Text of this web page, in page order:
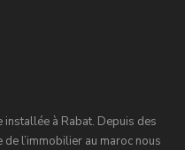
à Rabat. Depuis des
l’immobilier au maroc nous